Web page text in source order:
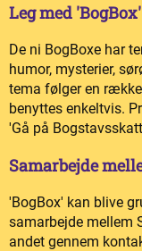
Leg med 'BogBox'
De ni BogBoxe har
humor, mysterier,
tema følger en
benyttes enkeltvis.
'Gå på
Samarbejde
'BogBox' kan blive
samarbejde mellem
andet gennem